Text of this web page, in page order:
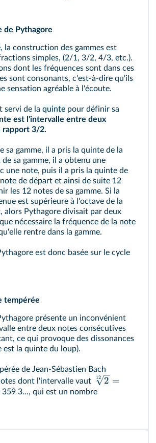
de Pythagore
la construction des gammes est
simples, (2/1, 3/2, 4/3, etc.).
dont les fréquences sont dans ces
sont consonants, c'est-à-dire qu'ils
sensation agréable à l'écoute.
servi de la quinte pour définir sa
est l'intervalle entre deux
rapport 3/2.
sa gamme, il a pris la quinte de la
sa gamme, il a obtenu une
une note, puis il a pris la quinte de
de départ et ainsi de suite 12
les 12 notes de sa gamme. Si la
est supérieure à l'octave de la
alors Pythagore divisait par deux
nécessaire la fréquence de la note
rentre dans la gamme.
est donc basée sur le cycle
tempérée
présente un inconvénient
entre deux notes consécutives
ce qui provoque des dissonances
est la quinte du loup).
de Jean-Sébastien Bach
dont l'intervalle vaut
12 2 =
3..., qui est un nombre